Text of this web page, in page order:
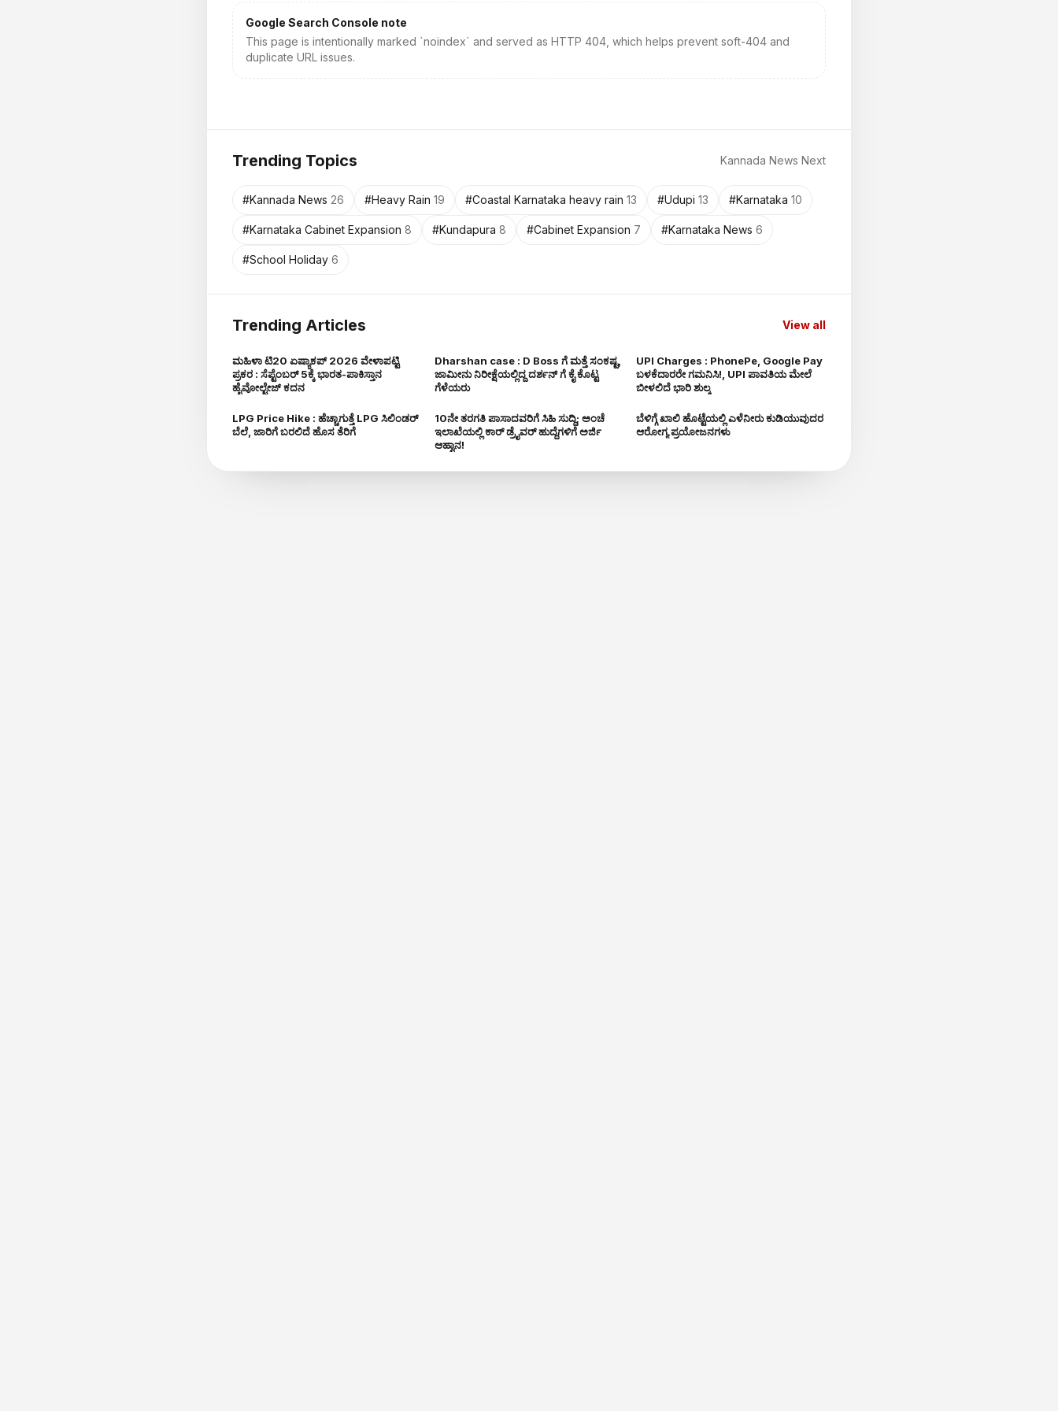
Google Search Console note
This page is intentionally marked `noindex` and served as HTTP 404, which helps prevent soft-404 and
duplicate URL issues.
Trending Topics Kannada News Next
#Kannada News 26 #Heavy Rain 19 #Coastal Karnataka heavy rain 13 #Udupi 13 #Karnataka 10
#Karnataka Cabinet Expansion 8 #Kundapura 8 #Cabinet Expansion 7 #Karnataka News 6
#School Holiday 6
Trending Articles View all
ಮಹಿಳಾ ಟಿ20 ಏಷ್ಯಾಕಪ್‌ 2026 ವೇಳಾಪಟ್ಟಿ
ಪ್ರಕರ : ಸೆಪ್ಟೆಂಬರ್ 5ಕ್ಕೆ ಭಾರತ-ಪಾಕಿಸ್ತಾನ
ಹೈವೋಲ್ಟೇಜ್ ಕದನ
VIDEO
Dharshan case : D Boss ಗೆ ಮತ್ತೆ ಸಂಕಷ್ಟ,
ಜಾಮೀನು ನಿರೀಕ್ಷೆಯಲ್ಲಿದ್ದ ದರ್ಶನ್ ಗೆ ಕೈ ಕೊಟ್ಟ
ಗೆಳೆಯರು
VIDEO
UPI Charges : PhonePe, Google Pay
ಬಳಕೆದಾರರೇ ಗಮನಿಸಿ!, UPI ಪಾವತಿಯ ಮೇಲೆ
ಬೀಳಲಿದೆ ಭಾರಿ ಶುಲ್ಕ
VIDEO
LPG Price Hike : ಹೆಚ್ಚಾಗುತ್ತೆ LPG ಸಿಲಿಂಡರ್
ಬೆಲೆ, ಜಾರಿಗೆ ಬರಲಿದೆ ಹೊಸ ತೆರಿಗೆ
10ನೇ ತರಗತಿ ಪಾಸಾದವರಿಗೆ ಸಿಹಿ ಸುದ್ದಿ; ಅಂಚೆ
ಇಲಾಖೆಯಲ್ಲಿ ಕಾರ್ ಡ್ರೈವರ್ ಹುದ್ದೆಗಳಿಗೆ ಅರ್ಜಿ
ಆಹ್ವಾನ!
WEB STORY
ಬೆಳಿಗ್ಗೆ ಖಾಲಿ ಹೊಟ್ಟೆಯಲ್ಲಿ ಎಳೆನೀರು ಕುಡಿಯುವುದರ
ಆರೋಗ್ಯ ಪ್ರಯೋಜನಗಳು